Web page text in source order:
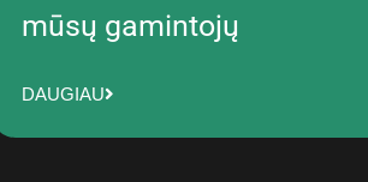
mūsų gamintojų
DAUGIAU